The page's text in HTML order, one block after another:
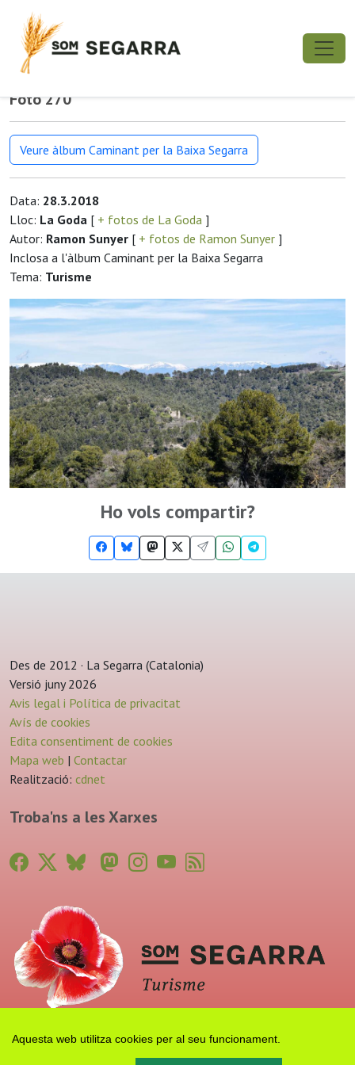
Aquesta web utilitza cookies per al seu funcionament.
Foto 270
Veure àlbum Caminant per la Baixa Segarra
Data: 28.3.2018
Lloc: La Goda [ + fotos de La Goda ]
Autor: Ramon Sunyer [ + fotos de Ramon Sunyer ]
Inclosa a l'àlbum Caminant per la Baixa Segarra
Tema: Turisme
Ho vols compartir?
Des de 2012 · La Segarra (Catalonia)
Versió juny 2026
Avis legal i Política de privacitat
Avís de cookies
Edita consentiment de cookies
Mapa web | Contactar
Realització: cdnet
Troba'ns a les Xarxes